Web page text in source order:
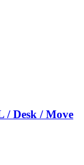
/ Desk / Move